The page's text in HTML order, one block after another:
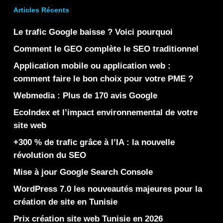
Articles Récents
Le trafic Google baisse ? Voici pourquoi
Comment le GEO complète le SEO traditionnel
Application mobile ou application web :
comment faire le bon choix pour votre PME ?
Webmedia : Plus de 170 avis Google
EcoIndex et l’impact environnemental de votre
site web
+300 % de trafic grâce à l’IA : la nouvelle
révolution du SEO
Mise à jour Google Search Console
WordPress 7.0 les nouveautés majeures pour la
création de site en Tunisie
Prix création site web Tunisie en 2026